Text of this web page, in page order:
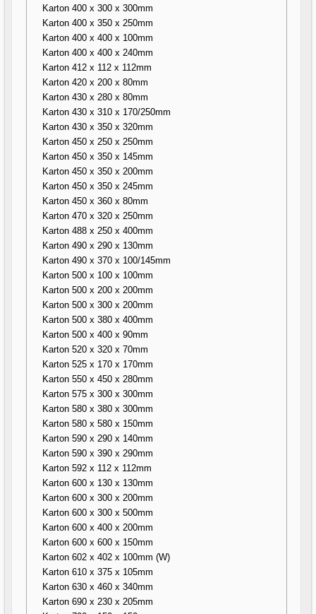
Karton 400 x 300 x 300mm
Karton 400 x 350 x 250mm
Karton 400 x 400 x 100mm
Karton 400 x 400 x 240mm
Karton 412 x 112 x 112mm
Karton 420 x 200 x 80mm
Karton 430 x 280 x 80mm
Karton 430 x 310 x 170/250mm
Karton 430 x 350 x 320mm
Karton 450 x 250 x 250mm
Karton 450 x 350 x 145mm
Karton 450 x 350 x 200mm
Karton 450 x 350 x 245mm
Karton 450 x 360 x 80mm
Karton 470 x 320 x 250mm
Karton 488 x 250 x 400mm
Karton 490 x 290 x 130mm
Karton 490 x 370 x 100/145mm
Karton 500 x 100 x 100mm
Karton 500 x 200 x 200mm
Karton 500 x 300 x 200mm
Karton 500 x 380 x 400mm
Karton 500 x 400 x 90mm
Karton 520 x 320 x 70mm
Karton 525 x 170 x 170mm
Karton 550 x 450 x 280mm
Karton 575 x 300 x 300mm
Karton 580 x 380 x 300mm
Karton 580 x 580 x 150mm
Karton 590 x 290 x 140mm
Karton 590 x 390 x 290mm
Karton 592 x 112 x 112mm
Karton 600 x 130 x 130mm
Karton 600 x 300 x 200mm
Karton 600 x 300 x 500mm
Karton 600 x 400 x 200mm
Karton 600 x 600 x 150mm
Karton 602 x 402 x 100mm (W)
Karton 610 x 375 x 105mm
Karton 630 x 460 x 340mm
Karton 690 x 230 x 205mm